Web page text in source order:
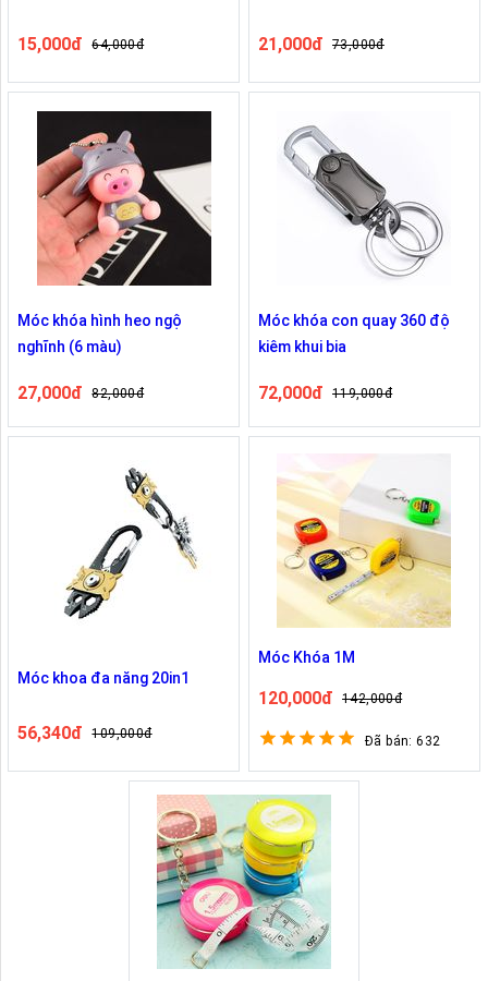
15,000đ 64,000đ 21,000đ 73,000đ
Móc khóa hình heo ngộ
nghĩnh (6 màu)
27,000đ 82,000đ
Móc khóa con quay 360 độ
kiêm khui bia
72,000đ 119,000đ
Móc khoa đa năng 20in1
56,340đ 109,000đ
Móc Khóa 1M
120,000đ 142,000đ
Đã bán: 632